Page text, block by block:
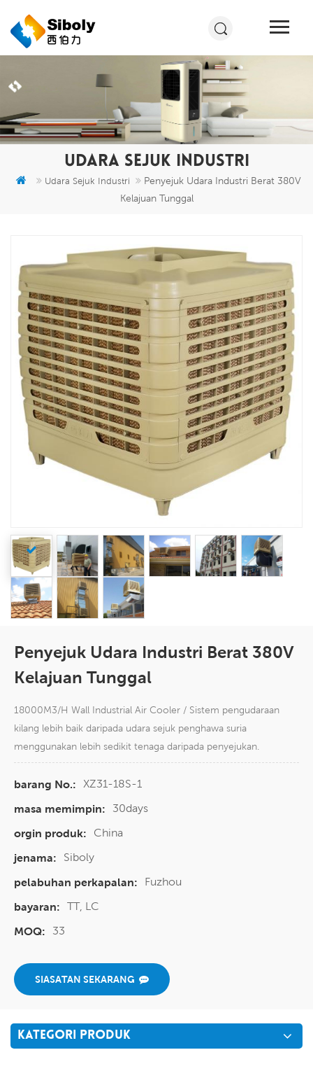
UDARA SEJUK INDUSTRI
Udara Sejuk Industri
Penyejuk Udara Industri Berat 380V
Kelajuan Tunggal
Penyejuk Udara Industri Berat 380V
Kelajuan Tunggal
18000M3/H Wall Industrial Air Cooler / Sistem pengudaraan
kilang lebih baik daripada udara sejuk penghawa suria
menggunakan lebih sedikit tenaga daripada penyejukan.
barang No.: XZ31-18S-1
masa memimpin:
30days
orgin produk:
China
jenama:
Siboly
pelabuhan perkapalan:
Fuzhou
bayaran: TT, LC
MOQ:
33
SIASATAN SEKARANG
KATEGORI PRODUK